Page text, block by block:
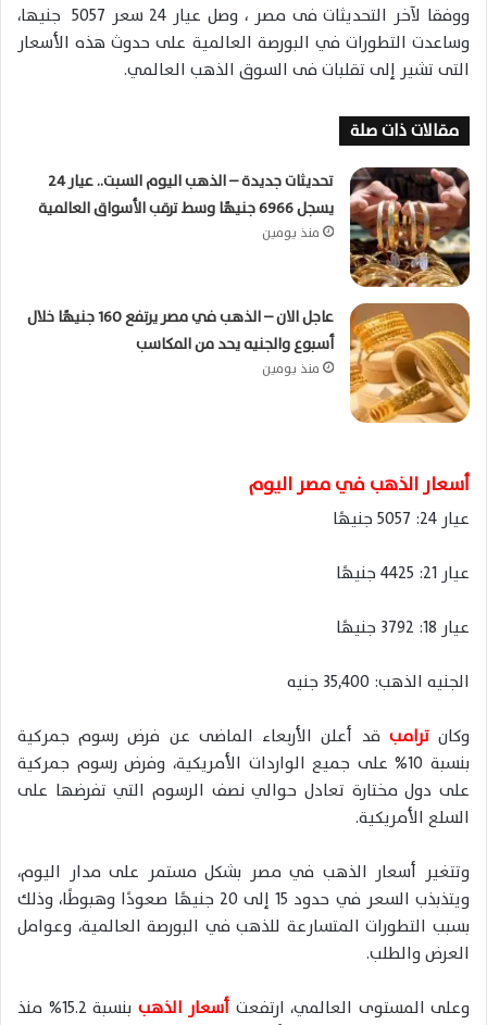
ووفقا لآخر التحديثات فى مصر ، وصل عيار 24 سعر 5057 جنيها،
وساعدت التطورات في البورصة العالمية على حدوث هذه الأسعار
التى تشير إلى تقلبات فى السوق الذهب العالمي.
مقالات ذات صلة
تحديثات جديدة – الذهب اليوم السبت.. عيار 24
يسجل 6966 جنيهًا وسط ترقب الأسواق العالمية
منذ يومين
عاجل الان – الذهب في مصر يرتفع 160 جنيهًا خلال
أسبوع والجنيه يحد من المكاسب
منذ يومين
أسعار الذهب في مصر اليوم
عيار 24: 5057 جنيهًا
عيار 21: 4425 جنيهًا
عيار 18: 3792 جنيهًا
الجنيه الذهب: 35,400 جنيه
وكانترامب قد أعلن الأربعاء الماضى عن فرض رسوم جمركية
بنسبة 10% على جميع الواردات الأمريكية، وفرض رسوم جمركية
على دول مختارة تعادل حوالي نصف الرسوم التي تفرضها على
السلع الأمريكية.
وتتغير أسعار الذهب في مصر بشكل مستمر على مدار اليوم،
ويتذبذب السعر في حدود 15 إلى 20 جنيهًا صعودًا وهبوطًا، وذلك
بسبب التطورات المتسارعة للذهب في البورصة العالمية، وعوامل
العرض والطلب.
وعلى المستوى العالمي، ارتفعت أسعار الذهب
بنسبة 15.2% منذ